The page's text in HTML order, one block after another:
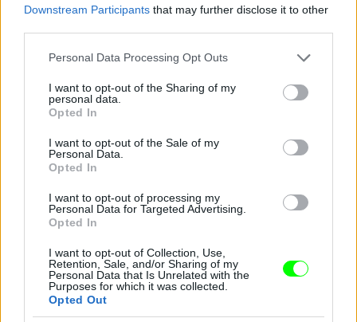
Downstream Participants that may further disclose it to other
Please note that this website/app uses one or more Google
not limited to your visit or usage behaviour. You may click to
grant or deny consent to Google and its third-party tags to
use your data for below specified purposes in below Google
consent section.
Personal Data Processing Opt Outs
I want to opt-out of the Sharing of my
personal data.
Opted In
I want to opt-out of the Sale of my
Personal Data.
Opted In
I want to opt-out of processing my
Personal Data for Targeted Advertising.
Opted In
I want to opt-out of Collection, Use,
Retention, Sale, and/or Sharing of my
Personal Data that Is Unrelated with the
Purposes for which it was collected.
Opted Out
Fotó: Vera Anderson / Getty Images Hungary #9
Jön még kép!